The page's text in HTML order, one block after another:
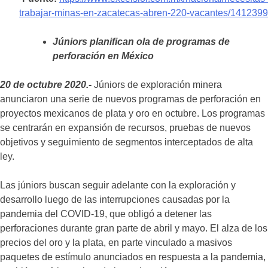
trabajar-minas-en-zacatecas-abren-220-vacantes/1412399
Júniors planifican ola de programas de
perforación en México
20 de octubre 2020.- Júniors de exploración minera
anunciaron una serie de nuevos programas de perforación en
proyectos mexicanos de plata y oro en octubre. Los programas
se centrarán en expansión de recursos, pruebas de nuevos
objetivos y seguimiento de segmentos interceptados de alta
ley.
Las júniors buscan seguir adelante con la exploración y
desarrollo luego de las interrupciones causadas por la
pandemia del COVID-19, que obligó a detener las
perforaciones durante gran parte de abril y mayo. El alza de los
precios del oro y la plata, en parte vinculado a masivos
paquetes de estímulo anunciados en respuesta a la pandemia,